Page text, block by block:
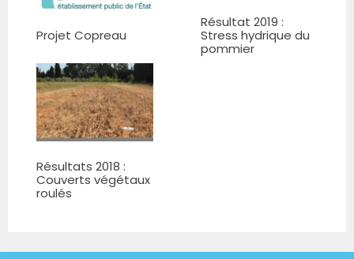
Projet Copreau
Résultat 2019 :
Stress hydrique du
pommier
Résultats 2018 :
Couverts végétaux
roulés